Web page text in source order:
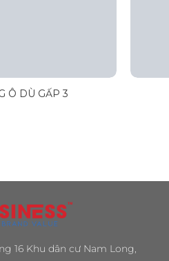
Ô DÙ GẤP 3
16 Khu dân cư Nam Long,